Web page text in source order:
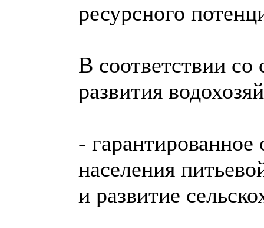
ресурсного
В соответствии со
развития
- гарантированное
населения
и развитие